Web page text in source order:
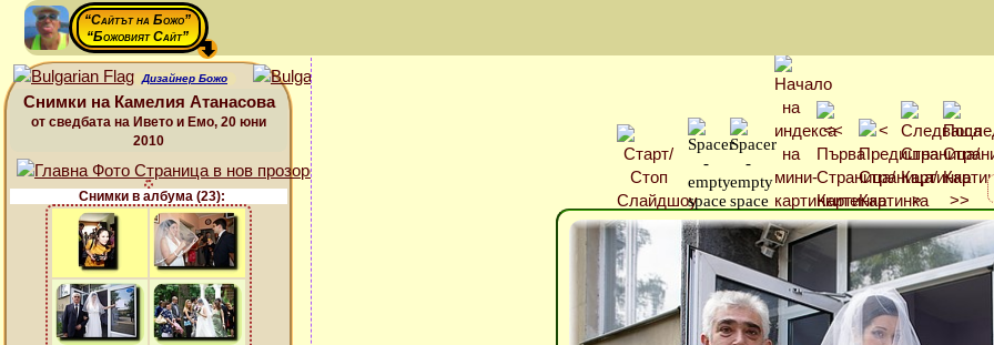
“Сайтът на Божо”
“Божовият Сайт”
Дизайнер Божо
Снимки на Камелия Атанасова
от сведбата на Ивето и Емо, 20 юни
2010
Снимки в албума (23):